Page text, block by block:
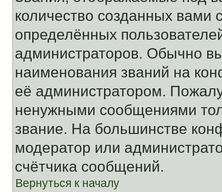
количество созданных
определённых
администраторов. Обычно
наименования званий на
её администратором.
ненужными сообщениями
звание. На большинстве
модератор или
счётчика сообщений.
Вернуться к началу